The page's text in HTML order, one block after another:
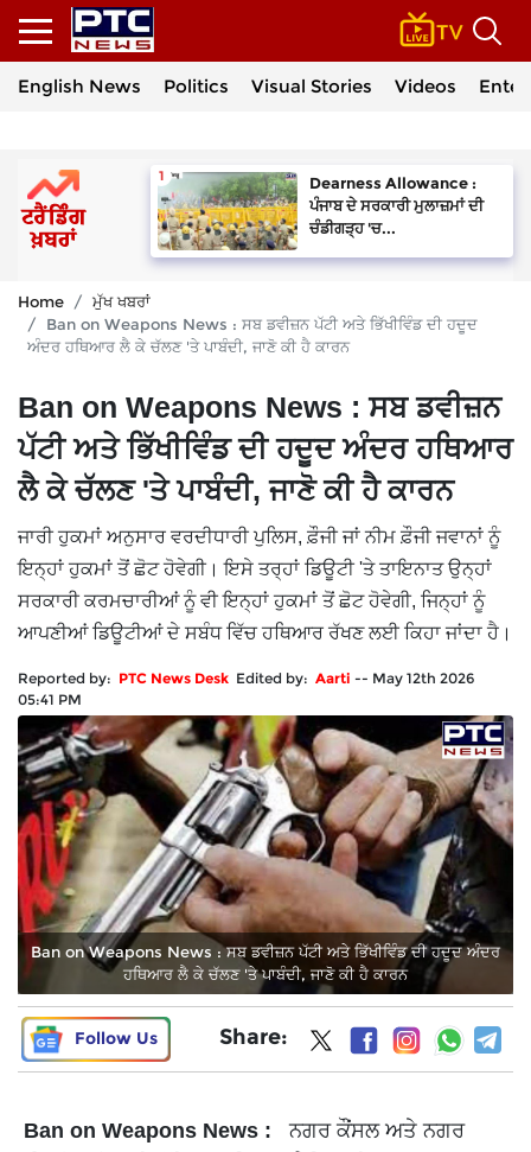
English News Politics Visual Stories Videos
Dearness Allowance :
ਪੰਜਾਬ ਦੇ ਸਰਕਾਰੀ ਮੁਲਾਜ਼ਮਾਂ ਦੀ
ਚੰਡੀਗੜ੍ਹ 'ਚ...
Home
ਮੁੱਖ ਖਬਰਾਂ
Ban on Weapons News : ਸਬ ਡਵੀਜ਼ਨ ਪੱਟੀ ਅਤੇ ਭਿੱਖੀਵਿੰਡ ਦੀ ਹਦੂਦ
ਅੰਦਰ ਹਥਿਆਰ ਲੈ ਕੇ ਚੱਲਣ 'ਤੇ ਪਾਬੰਦੀ, ਜਾਣੋ ਕੀ ਹੈ ਕਾਰਨ
Ban on Weapons News : ਸਬ ਡਵੀਜ਼ਨ
ਪੱਟੀ ਅਤੇ ਭਿੱਖੀਵਿੰਡ ਦੀ ਹਦੂਦ ਅੰਦਰ ਹਥਿਆਰ
ਲੈ ਕੇ ਚੱਲਣ 'ਤੇ ਪਾਬੰਦੀ, ਜਾਣੋ ਕੀ ਹੈ ਕਾਰਨ
ਜਾਰੀ ਹੁਕਮਾਂ ਅਨੁਸਾਰ ਵਰਦੀਧਾਰੀ ਪੁਲਿਸ, ਫ਼ੌਜੀ ਜਾਂ ਨੀਮ ਫ਼ੌਜੀ ਜਵਾਨਾਂ ਨੂੰ
ਇਨ੍ਹਾਂ ਹੁਕਮਾਂ ਤੋਂ ਛੋਟ ਹੋਵੇਗੀ। ਇਸੇ ਤਰ੍ਹਾਂ ਡਿਊਟੀ 'ਤੇ ਤਾਇਨਾਤ ਉਨ੍ਹਾਂ
ਸਰਕਾਰੀ ਕਰਮਚਾਰੀਆਂ ਨੂੰ ਵੀ ਇਨ੍ਹਾਂ ਹੁਕਮਾਂ ਤੋਂ ਛੋਟ ਹੋਵੇਗੀ, ਜਿਨ੍ਹਾਂ ਨੂੰ
ਆਪਣੀਆਂ ਡਿਊਟੀਆਂ ਦੇ ਸਬੰਧ ਵਿੱਚ ਹਥਿਆਰ ਰੱਖਣ ਲਈ ਕਿਹਾ ਜਾਂਦਾ ਹੈ।
Reported by: PTC News Desk Edited by: Aarti -- May 12th 2026
05:41 PM
Ban on Weapons News : ਸਬ ਡਵੀਜ਼ਨ ਪੱਟੀ ਅਤੇ ਭਿੱਖੀਵਿੰਡ ਦੀ ਹਦੂਦ ਅੰਦਰ
ਹਥਿਆਰ ਲੈ ਕੇ ਚੱਲਣ 'ਤੇ ਪਾਬੰਦੀ, ਜਾਣੋ ਕੀ ਹੈ ਕਾਰਨ
Follow Us Share:
Ban on Weapons News :ਨਗਰ ਕੌਂਸਲ ਅਤੇ ਨਗਰ